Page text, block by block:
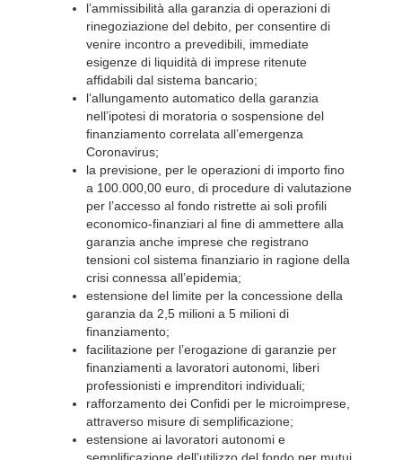
l’ammissibilità alla garanzia di operazioni di
rinegoziazione del debito, per consentire di
venire incontro a prevedibili, immediate
esigenze di liquidità di imprese ritenute
affidabili dal sistema bancario;
l’allungamento automatico della garanzia
nell’ipotesi di moratoria o sospensione del
finanziamento correlata all’emergenza
Coronavirus;
la previsione, per le operazioni di importo fino
a 100.000,00 euro, di procedure di valutazione
per l’accesso al fondo ristrette ai soli profili
economico-finanziari al fine di ammettere alla
garanzia anche imprese che registrano
tensioni col sistema finanziario in ragione della
crisi connessa all’epidemia;
estensione del limite per la concessione della
garanzia da 2,5 milioni a 5 milioni di
finanziamento;
facilitazione per l’erogazione di garanzie per
finanziamenti a lavoratori autonomi, liberi
professionisti e imprenditori individuali;
rafforzamento dei Confidi per le microimprese,
attraverso misure di semplificazione;
estensione ai lavoratori autonomi e